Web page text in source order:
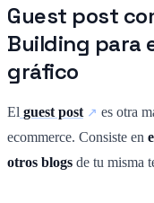
Guest post
Building para
gráfico
El guest post
es otra
ecommerce. Consiste en
otros blogs de tu misma